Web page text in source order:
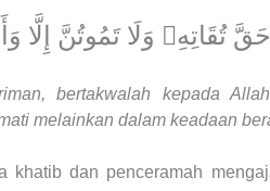
تُقَاتِهِۦ وَلَا تَمُوتُنَّ إِلَّا
bertakwalah kepada
melainkan dalam keadaan
khatib dan penceramah